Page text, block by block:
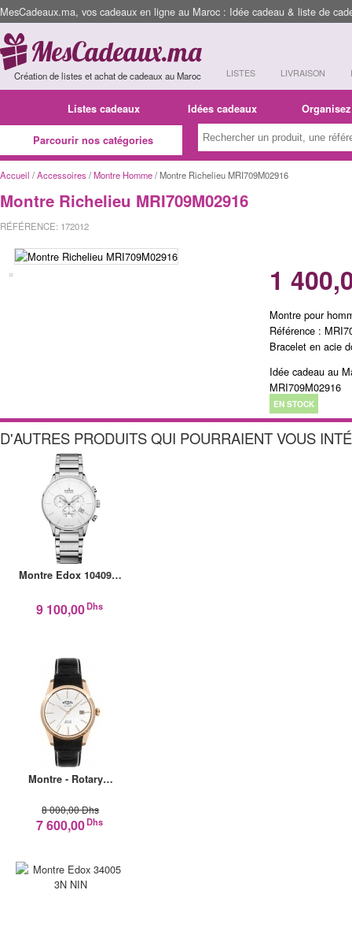
MesCadeaux.ma, vos cadeaux en ligne au Maroc : Idée cadeau & liste de
Création de listes et achat de cadeaux au Maroc LISTES LIVRAISON
Listes cadeaux Idées cadeaux
Parcourir nos catégories
Accueil /Accessoires /Montre Homme/ Montre Richelieu MRI709M02916
Montre Richelieu MRI709M02916
RÉFÉRENCE: 172012
1
Montre pour
Référence :
Bracelet en acie
Idée cadeau au
MRI709M02916
EN STOCK
D'AUTRES PRODUITS QUI POURRAIENT VOUS
Montre Edox 10409…
9 100,00Dhs
Montre - Rotary…
8 000,00 Dhs
7 600,00Dhs